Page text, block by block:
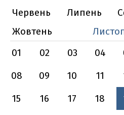
Червень
Липень
Жовтень
01
02 03 04
08
09 10 11
15
16 17 18